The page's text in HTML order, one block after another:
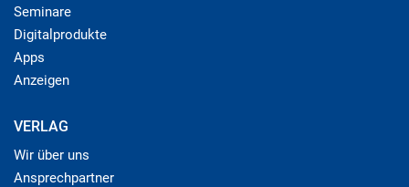
Seminare
Digitalprodukte
Apps
Anzeigen
VERLAG
Wir über uns
Ansprechpartner